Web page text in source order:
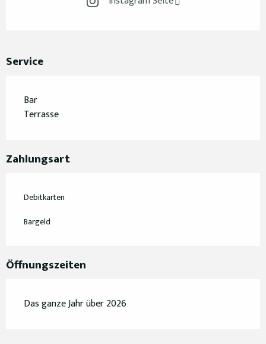
Service
Bar
Terrasse
Zahlungsart
Debitkarten
Bargeld
Öffnungszeiten
Das ganze Jahr über 2026